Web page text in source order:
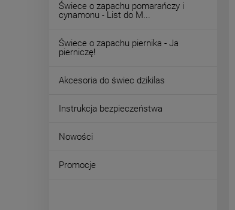
Świece o zapachu pomarańczy i
cynamonu - List do M...
Świece o zapachu piernika - Ja
pierniczę!
Akcesoria do świec dzikilas
Instrukcja bezpieczeństwa
Nowości
Promocje